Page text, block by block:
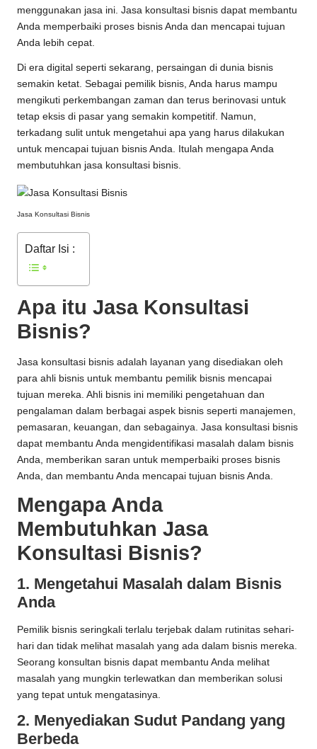
menggunakan jasa ini. Jasa konsultasi bisnis dapat membantu
Anda memperbaiki proses bisnis Anda dan mencapai tujuan
Anda lebih cepat.
Di era digital seperti sekarang, persaingan di dunia bisnis
semakin ketat. Sebagai pemilik bisnis, Anda harus mampu
mengikuti perkembangan zaman dan terus berinovasi untuk
tetap eksis di pasar yang semakin kompetitif. Namun,
terkadang sulit untuk mengetahui apa yang harus dilakukan
untuk mencapai tujuan bisnis Anda. Itulah mengapa Anda
membutuhkan jasa konsultasi bisnis.
Jasa Konsultasi Bisnis
Daftar Isi :
Apa itu Jasa Konsultasi
Bisnis?
Jasa konsultasi bisnis adalah layanan yang disediakan oleh
para ahli bisnis untuk membantu pemilik bisnis mencapai
tujuan mereka. Ahli bisnis ini memiliki pengetahuan dan
pengalaman dalam berbagai aspek bisnis seperti manajemen,
pemasaran, keuangan, dan sebagainya. Jasa konsultasi bisnis
dapat membantu Anda mengidentifikasi masalah dalam bisnis
Anda, memberikan saran untuk memperbaiki proses bisnis
Anda, dan membantu Anda mencapai tujuan bisnis Anda.
Mengapa Anda
Membutuhkan Jasa
Konsultasi Bisnis?
1. Mengetahui Masalah dalam Bisnis
Anda
Pemilik bisnis seringkali terlalu terjebak dalam rutinitas sehari-
hari dan tidak melihat masalah yang ada dalam bisnis mereka.
Seorang konsultan bisnis dapat membantu Anda melihat
masalah yang mungkin terlewatkan dan memberikan solusi
yang tepat untuk mengatasinya.
2. Menyediakan Sudut Pandang yang
Berbeda